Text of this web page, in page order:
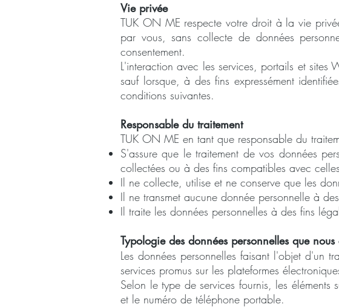
Vie privée
TUK ON ME respecte votre droit à la vie
par vous, sans collecte de données
consentement.
L'interaction avec les services, portails et
sauf lorsque, à des fins expressément
conditions suivantes.
Responsable du traitement
TUK ON ME en tant que responsable du
S'assure que le traitement de vos données
collectées ou à des fins compatibles avec
Il ne collecte, utilise et ne conserve que les
Il ne transmet aucune donnée personnelle à
Il traite les données personnelles à des fins
Typologie des données personnelles que nous
Les données personnelles faisant l'objet d'un
services promus sur les plateformes
Selon le type de services fournis, les éléments
et le numéro de téléphone portable.